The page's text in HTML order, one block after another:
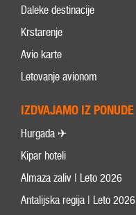
Daleke destinacije
Krstarenje
Avio karte
Letovanje avionom
IZDVAJAMO IZ PONUDE
Hurgada ✈
Kipar hoteli
Almaza zaliv | Leto 2026
Antalijska regija | Leto 2026